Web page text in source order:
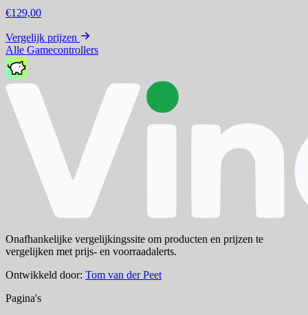
€129,00
Vergelijk prijzen
Alle Gamecontrollers
Onafhankelijke vergelijkingssite om producten en prijzen te
vergelijken met prijs- en voorraadalerts.
Ontwikkeld door: Tom van der Peet
Pagina's